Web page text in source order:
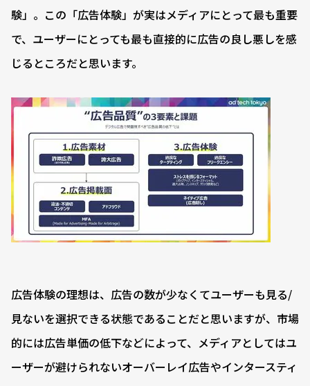
験」。この「広告体験」が実はメディアにとって最も重要
で、ユーザーにとっても最も直接的に広告の良し悪しを感
じるところだと思います。
広告体験の理想は、広告の数が少なくてユーザーも見る/
見ないを選択できる状態であることだと思いますが、市場
的には広告単価の低下などによって、メディアとしてはユ
ーザーが避けられないオーバーレイ広告やインタースティ